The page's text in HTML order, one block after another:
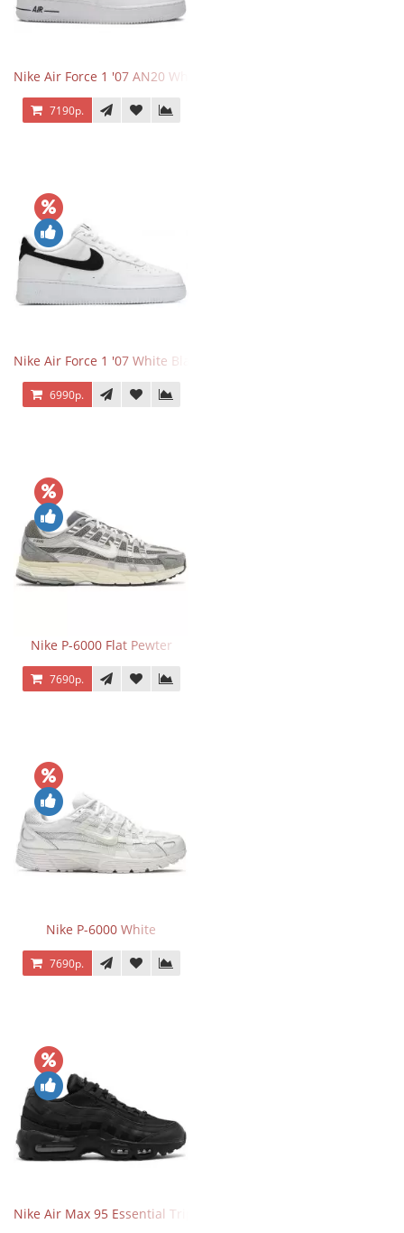
Nike Air Force 1 '07 AN20 White Black
7190р.
Nike Air Force 1 '07 White Black
6990р.
Nike P-6000 Flat Pewter
7690р.
Nike P-6000 White
7690р.
Nike Air Max 95 Essential Triple Black